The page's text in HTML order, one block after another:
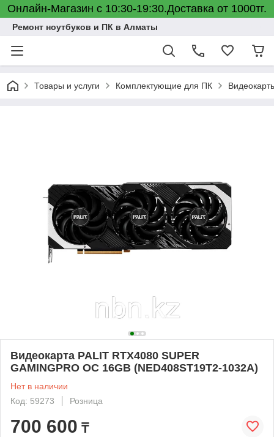
Онлайн-Магазин с 10:30-19:30.Доставка от 1000тг.
Ремонт ноутбуков и ПК в Алматы
Товары и услуги Комплектующие для ПК
Видеокарта PALIT RTX4080 SUPER
GAMINGPRO OC 16GB (NED408ST19T2-1032A)
Нет в наличии
Код: 59273
Розница
700 600 ₸